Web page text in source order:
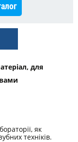
для
як
техніків.